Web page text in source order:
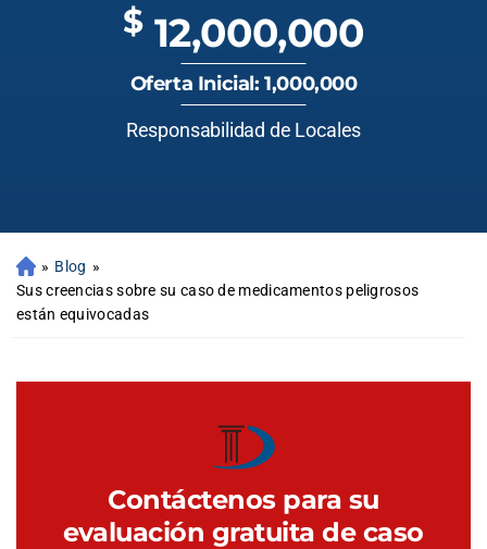
$ 12,000,000
Oferta Inicial: 1,000,000
Responsabilidad de Locales
» Blog »
Sus creencias sobre su caso de medicamentos peligrosos
están equivocadas
Contáctenos para su
evaluación gratuita de caso